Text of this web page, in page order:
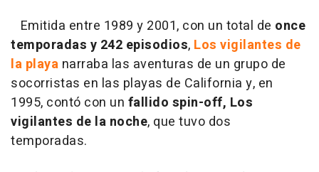
Emitida entre 1989 y 2001, con un total de once
temporadas y 242 episodios, Los vigilantes de
la playa narraba las aventuras de un grupo de
socorristas en las playas de California y, en
1995, contó con un fallido spin-off, Los
vigilantes de la noche, que tuvo dos
temporadas.